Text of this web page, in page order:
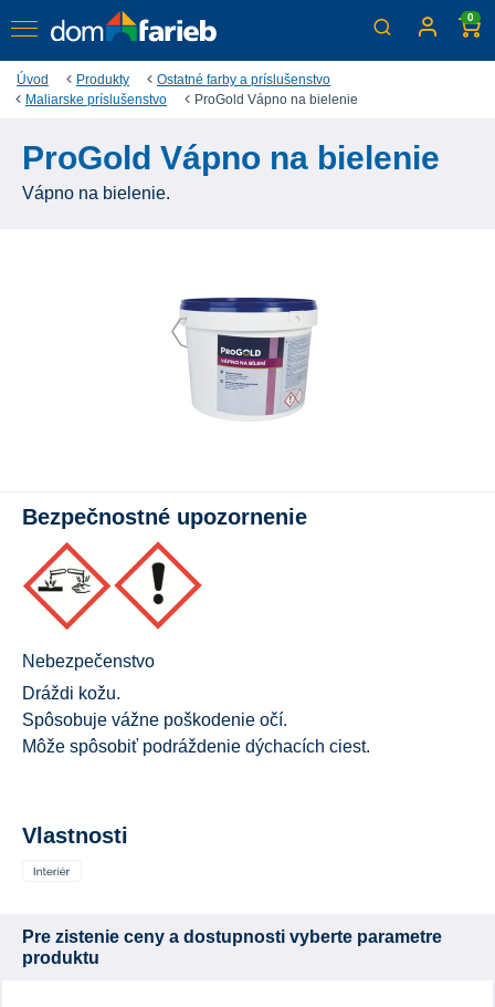
0
Úvod Produkty
Ostatné farby a príslušenstvo
Maliarske príslušenstvo
ProGold Vápno na bielenie
ProGold Vápno na bielenie
Vápno na bielenie.
Bezpečnostné upozornenie
Nebezpečenstvo
Dráždi kožu.
Spôsobuje vážne poškodenie očí.
Môže spôsobiť podráždenie dýchacích ciest.
Vlastnosti
Pre zistenie ceny a dostupnosti vyberte parametre
produktu